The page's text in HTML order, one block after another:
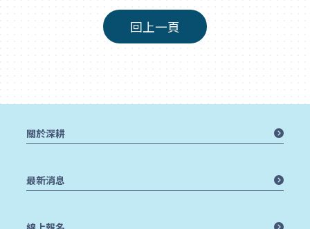
回上一頁
關於深耕
最新消息